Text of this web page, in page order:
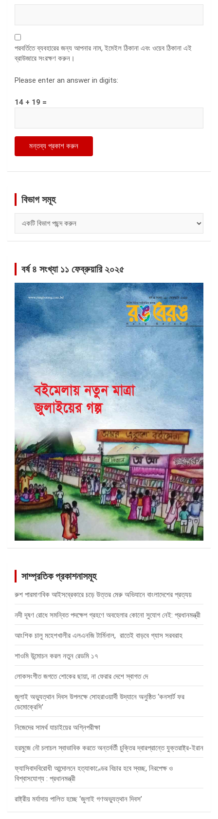
পরবর্তিতে ব্যবহারের জন্য আপনার নাম, ইমেইল ঠিকানা এবং ওয়েব ঠিকানা এই
ব্রাউজারে সংরক্ষণ করুন।
Please enter an answer in digits:
14 + 19 =
বিভাগ সমূহ
সমূহ
বর্ষ ৪ সংখ্যা ১১ ফেব্রুয়ারি ২০২৫
সাম্প্রতিক প্রকাশনাসমূহ
রুশ পারমাণবিক আইসব্রেকারে চড়ে উত্তর মেরু অভিযানে বাংলাদেশের প্রত্যয়
নদী দূষণ রোধে সমন্বিত পদক্ষেপ গ্রহণে অবহেলার কোনো সুযোগ নেই: প্রধানমন্ত্রী
আংশিক চালু মহেশখালীর এলএনজি টার্মিনাল, রাতেই বাড়বে গ্যাস সরবরাহ
শাওমি উন্মোচন করল নতুন রেডমি ১৭
লোকসংগীত জগতে শোকের ছায়া, না ফেরার দেশে স্বাগত দে
জুলাই অভ্যুত্থান দিবস উপলক্ষে সোহরাওয়ার্দী উদ্যানে অনুষ্ঠিত ‘কনসার্ট ফর
ডেমোক্রেসি’
নিজেদের সামর্থ যাচাইয়ের অগ্নিপরীক্ষা
হরমুজে নৌ চলাচল স্বাভাবিক করতে অন্তর্বর্তী চুক্তির দ্বারপ্রান্তে যুক্তরাষ্ট্র-ইরান
ফ্যাসিবাদবিরোধী আন্দোলনে হত্যাকাণ্ডের বিচার হবে স্বচ্ছ, নিরপেক্ষ ও
বিশ্বাসযোগ্য : প্রধানমন্ত্রী
রাষ্ট্রীয় মর্যাদায় পালিত হচ্ছে ‘জুলাই গণঅভ্যুত্থান দিবস’